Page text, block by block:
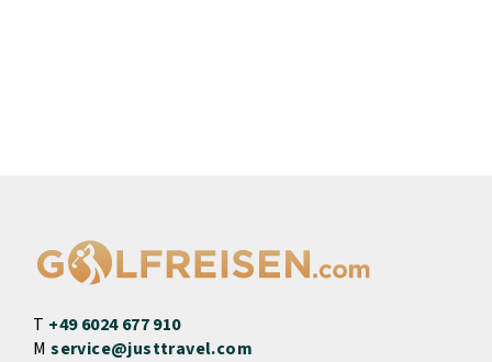
T +49 6024 677 910
Mservice@justtravel.com